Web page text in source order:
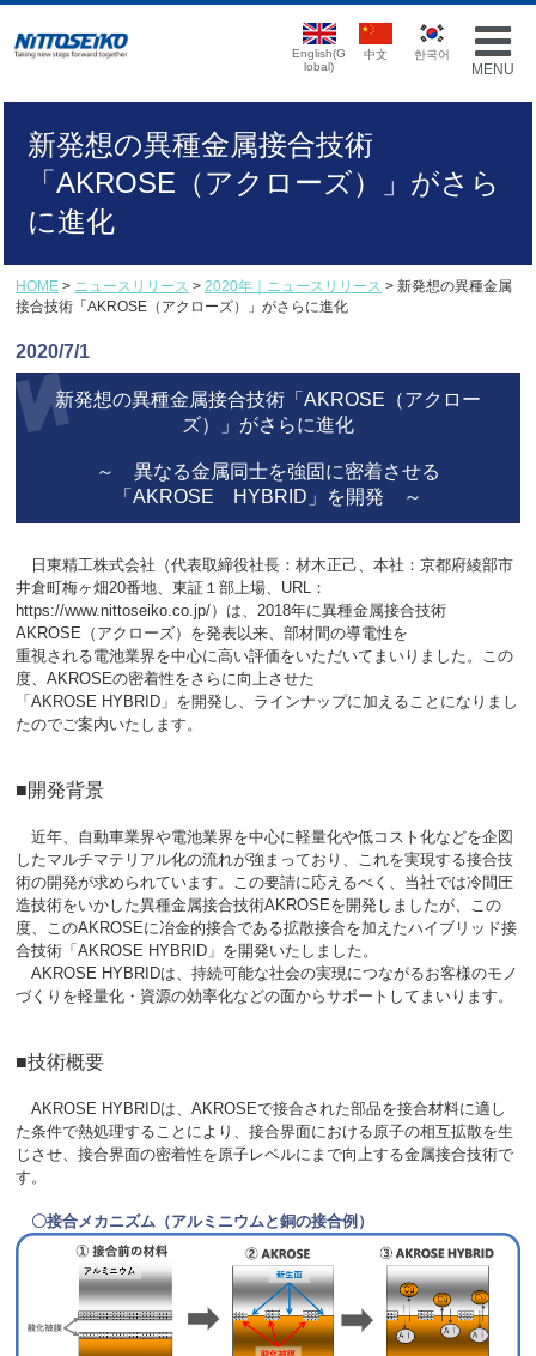
MENU
English(G
lobal)
中文 한국어
新発想の異種金属接合技術
「AKROSE（アクローズ）」がさら
に進化
HOME > ニュースリリース > 2020年｜ニュースリリース > 新発想の異種金属
接合技術「AKROSE（アクローズ）」がさらに進化
2020/7/1
新発想の異種金属接合技術「AKROSE（アクロー
ズ）」がさらに進化
～ 異なる金属同士を強固に密着させる
「AKROSE HYBRID」を開発 ～
日東精工株式会社（代表取締役社長：材木正己、本社：京都府綾部市
井倉町梅ヶ畑20番地、東証１部上場、URL：
https://www.nittoseiko.co.jp/）は、2018年に異種金属接合技術
AKROSE（アクローズ）を発表以来、部材間の導電性を
重視される電池業界を中心に高い評価をいただいてまいりました。この
度、AKROSEの密着性をさらに向上させた
「AKROSE HYBRID」を開発し、ラインナップに加えることになりまし
たのでご案内いたします。
■開発背景
近年、自動車業界や電池業界を中心に軽量化や低コスト化などを企図
したマルチマテリアル化の流れが強まっており、これを実現する接合技
術の開発が求められています。この要請に応えるべく、当社では冷間圧
造技術をいかした異種金属接合技術AKROSEを開発しましたが、この
度、このAKROSEに冶金的接合である拡散接合を加えたハイブリッド接
合技術「AKROSE HYBRID」を開発いたしました。
AKROSE HYBRIDは、持続可能な社会の実現につながるお客様のモノ
づくりを軽量化・資源の効率化などの面からサポートしてまいります。
■技術概要
AKROSE HYBRIDは、AKROSEで接合された部品を接合材料に適し
た条件で熱処理することにより、接合界面における原子の相互拡散を生
じさせ、接合界面の密着性を原子レベルにまで向上する金属接合技術で
す。
〇接合メカニズム（アルミニウムと銅の接合例）